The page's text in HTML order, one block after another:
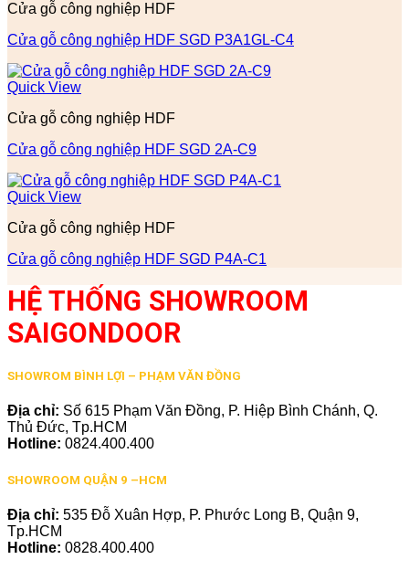
Cửa gỗ công nghiệp HDF
Cửa gỗ công nghiệp HDF SGD P3A1GL-C4
Quick View
Cửa gỗ công nghiệp HDF
Cửa gỗ công nghiệp HDF SGD 2A-C9
Quick View
Cửa gỗ công nghiệp HDF
Cửa gỗ công nghiệp HDF SGD P4A-C1
HỆ THỐNG SHOWROOM
SAIGONDOOR
SHOWROM BÌNH LỢI – PHẠM VĂN ĐỒNG
Địa chỉ: Số 615 Phạm Văn Đồng, P. Hiệp Bình Chánh, Q.
Thủ Đức, Tp.HCM
Hotline: 0824.400.400
SHOWROOM QUẬN 9 –HCM
Địa chỉ: 535 Đỗ Xuân Hợp, P. Phước Long B, Quận 9,
Tp.HCM
Hotline: 0828.400.400